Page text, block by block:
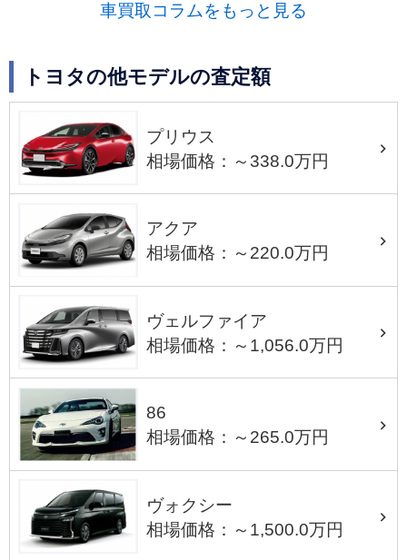
車買取コラムをもっと見る
トヨタの他モデルの査定額
プリウス
相場価格：～338.0万円
アクア
相場価格：～220.0万円
ヴェルファイア
相場価格：～1,056.0万円
86
相場価格：～265.0万円
ヴォクシー
相場価格：～1,500.0万円